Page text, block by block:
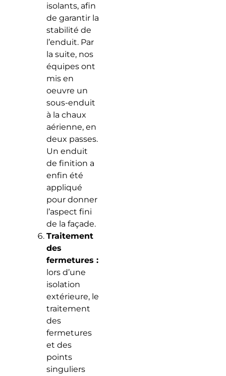
isolants, afin
de garantir la
stabilité de
l’enduit. Par
la suite, nos
équipes ont
mis en
oeuvre un
sous-enduit
à la chaux
aérienne, en
deux passes.
Un enduit
de finition a
enfin été
appliqué
pour donner
l’aspect fini
de la façade.
Traitement
des
fermetures :
lors d’une
isolation
extérieure, le
traitement
des
fermetures
et des
points
singuliers